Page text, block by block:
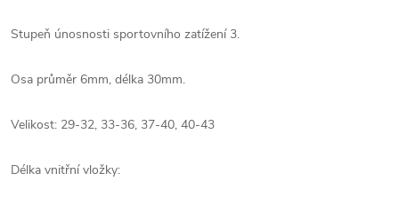
Stupeň únosnosti sportovního zatížení 3.
Osa průměr 6mm, délka 30mm.
Velikost: 29-32, 33-36, 37-40, 40-43
Délka vnitřní vložky: